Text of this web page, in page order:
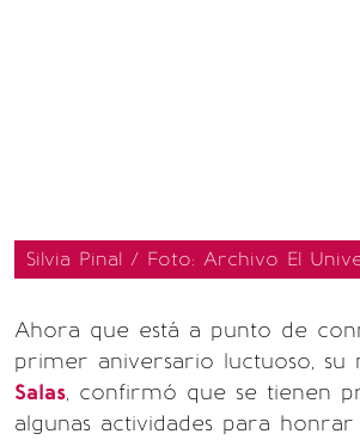
Silvia Pinal / Foto: Archivo El
Ahora que está a punto de
primer aniversario luctuoso, su
Salas, confirmó que se tienen
algunas actividades para